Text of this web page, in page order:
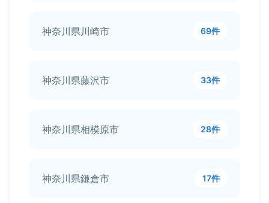
神奈川県川崎市 69件
神奈川県藤沢市 33件
神奈川県相模原市 28件
神奈川県鎌倉市 17件